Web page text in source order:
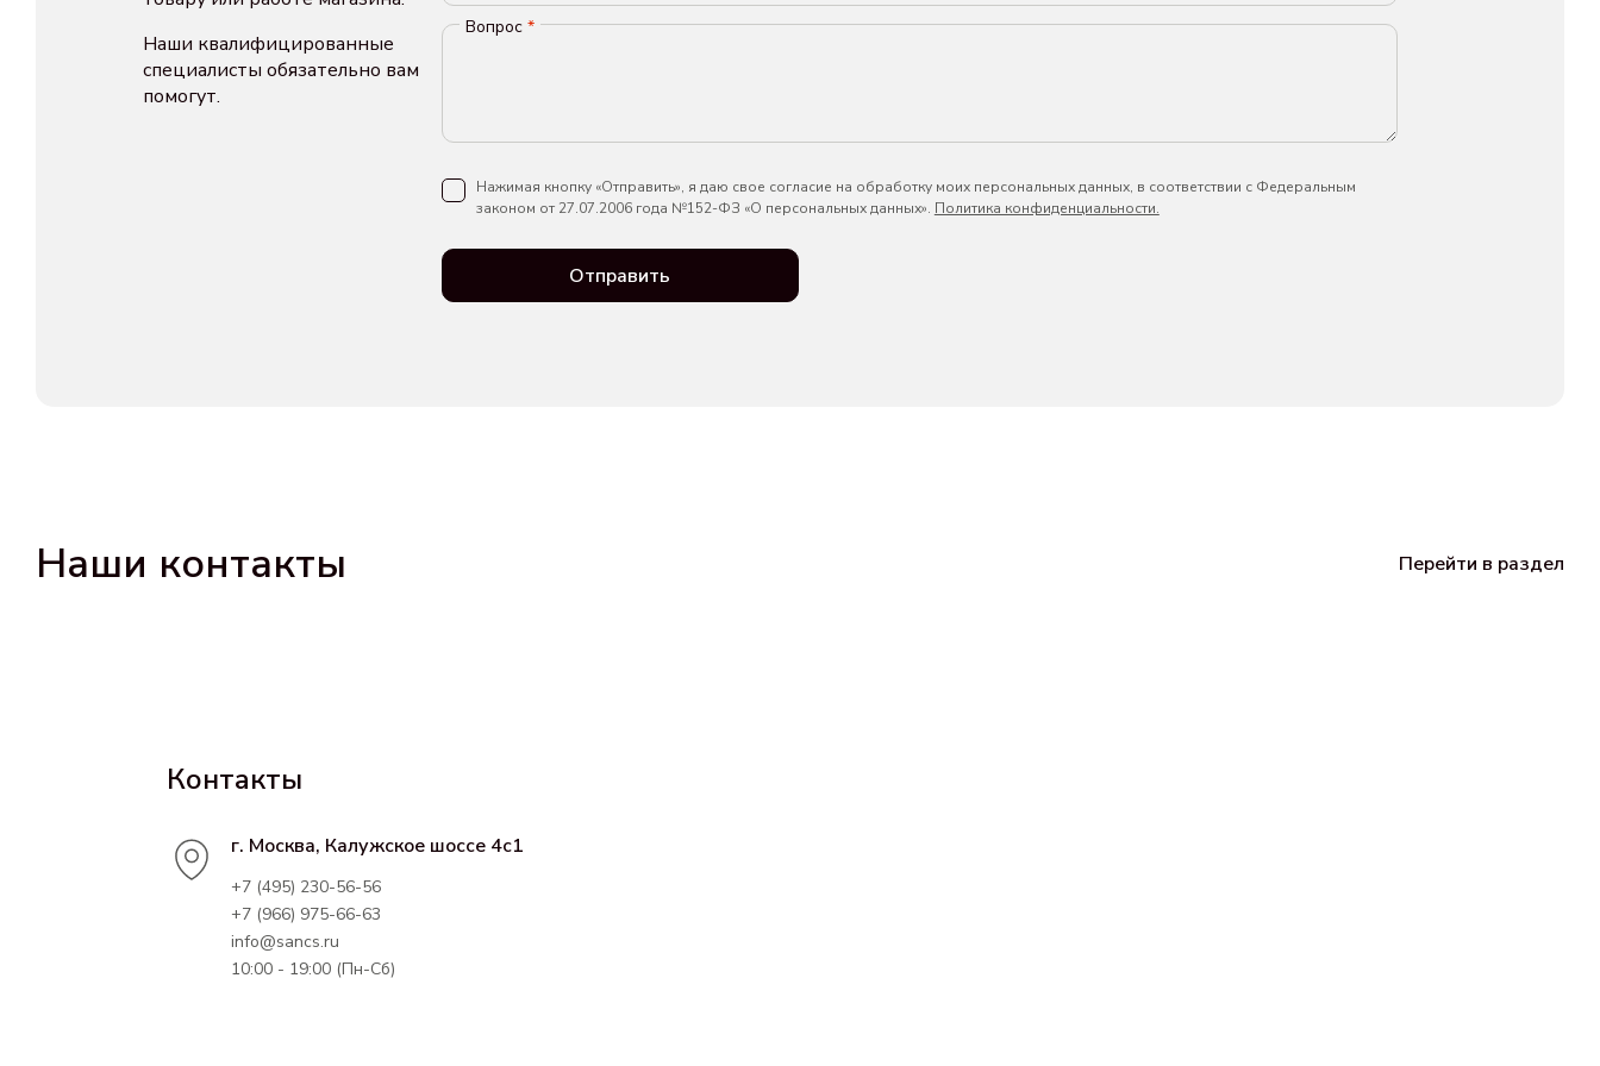
Наши квалифицированные
специалисты обязательно вам
помогут.
Вопрос *
Нажимая кнопку «Отправить», я даю свое согласие на обработку моих персональных данных, в соответствии с Федеральным
законом от 27.07.2006 года №152-ФЗ «О персональных данных». Политика конфиденциальности.
Отправить
Наши контакты Перейти в раздел
Контакты
г. Москва, Калужское шоссе 4с1
+7 (495) 230-56-56
+7 (966) 975-66-63
info@sancs.ru
10:00 - 19:00 (Пн-Сб)